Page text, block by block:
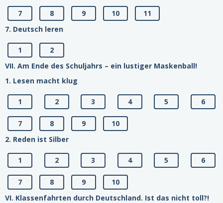
7 8 9 10
11
7. Deutsch leren
1
2
VII. Am Ende des Schuljahrs – ein lustiger Maskenball!
1. Lesen macht klug
1 2 3 4 5 6
7 8 9
10
2. Reden ist Silber
1 2 3 4 5 6
7 8 9
10
VI. Klassenfahrten durch Deutschland. Ist das nicht toll?!